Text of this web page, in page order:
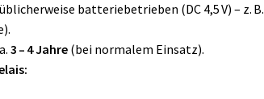
üblicherweise batteriebetrieben (DC 4,5 V) – z. B.
3 – 4 Jahre(bei normalem Einsatz).